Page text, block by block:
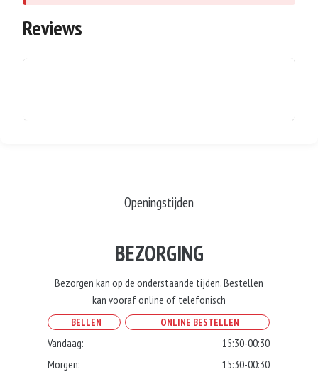
Reviews
Openingstijden
BEZORGING
Bezorgen kan op de onderstaande tijden. Bestellen
kan vooraf online of telefonisch
BELLEN ONLINE BESTELLEN
Vandaag:
15:30-00:30
Morgen:
15:30-00:30